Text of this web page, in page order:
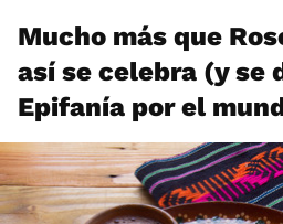
Mucho más que
así se celebra (y se
Epifanía por el